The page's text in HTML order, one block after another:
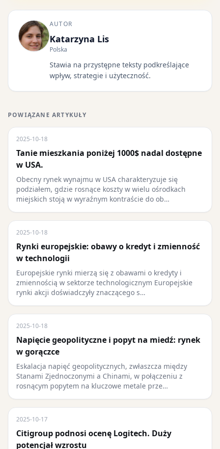
AUTOR
Katarzyna Lis
Polska
Stawia na przystępne teksty podkreślające
wpływ, strategie i użyteczność.
POWIĄZANE ARTYKUŁY
2025-10-18
Tanie mieszkania poniżej 1000$ nadal dostępne
w USA.
Obecny rynek wynajmu w USA charakteryzuje się
podziałem, gdzie rosnące koszty w wielu ośrodkach
miejskich stoją w wyraźnym kontraście do ob…
2025-10-18
Rynki europejskie: obawy o kredyt i zmienność
w technologii
Europejskie rynki mierzą się z obawami o kredyty i
zmiennością w sektorze technologicznym Europejskie
rynki akcji doświadczyły znaczącego s…
2025-10-18
Napięcie geopolityczne i popyt na miedź: rynek
w gorączce
Eskalacja napięć geopolitycznych, zwłaszcza między
Stanami Zjednoczonymi a Chinami, w połączeniu z
rosnącym popytem na kluczowe metale prze…
2025-10-17
Citigroup podnosi ocenę Logitech. Duży
potencjał wzrostu